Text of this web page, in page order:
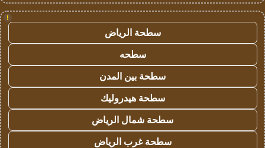
!
سطحة الرياض
سطحه
سطحة بين المدن
سطحة هيدروليك
سطحة شمال الرياض
سطحة غرب الرياض